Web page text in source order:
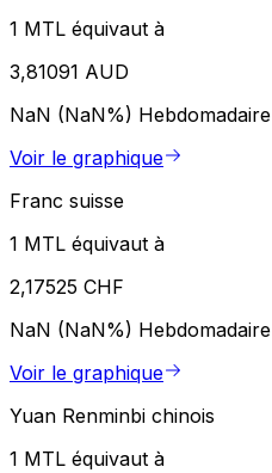
1 MTL équivaut à
3,81091 AUD
NaN (NaN%) Hebdomadaire
Voir le graphique
Franc suisse
1 MTL équivaut à
2,17525 CHF
NaN (NaN%) Hebdomadaire
Voir le graphique
Yuan Renminbi chinois
1 MTL équivaut à